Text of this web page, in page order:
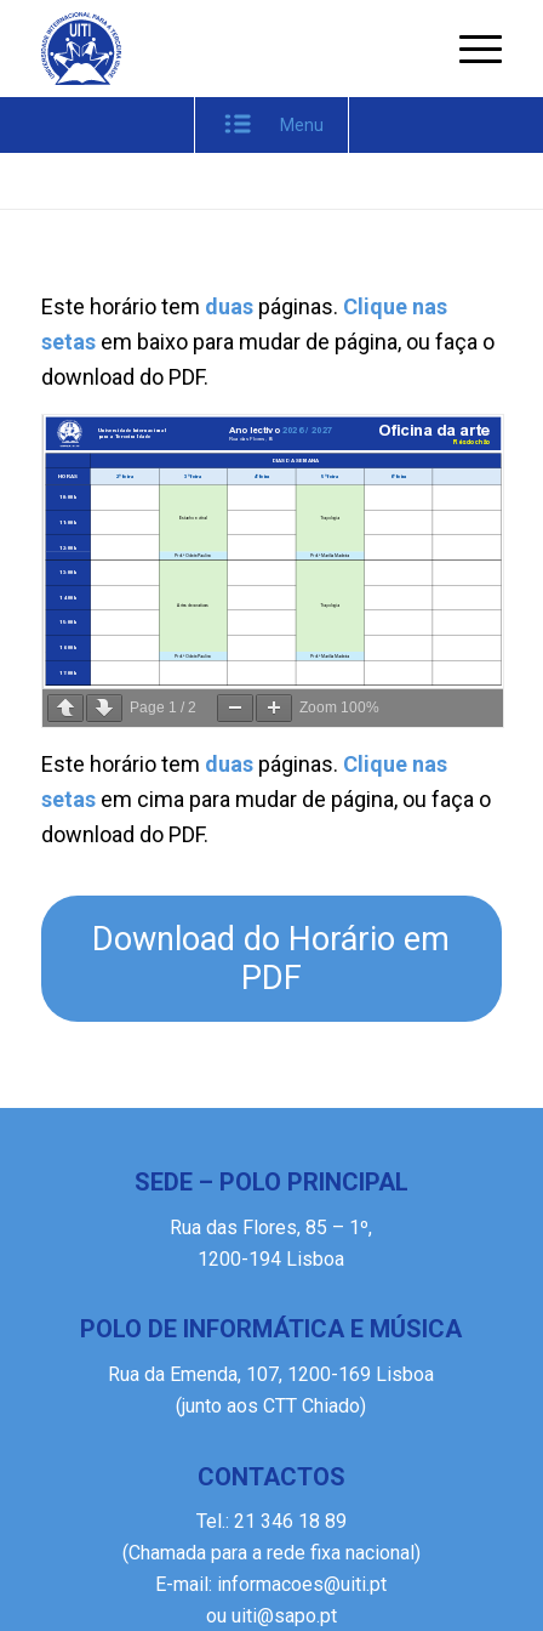
Menu
Este horário tem duaspáginas. Clique nas
setasem baixo para mudar de página, ou faça o
download do PDF.
Page 1 / 2 Zoom 100%
Este horário tem duaspáginas. Clique nas
setasem cima para mudar de página, ou faça o
download do PDF.
Download do Horário em
PDF
SEDE – POLO PRINCIPAL
Rua das Flores, 85 – 1º,
1200-194 Lisboa
POLO DE INFORMÁTICA E MÚSICA
Rua da Emenda, 107, 1200-169 Lisboa
(junto aos CTT Chiado)
CONTACTOS
Tel.: 21 346 18 89
(Chamada para a rede fixa nacional)
E-mail: informacoes@uiti.pt
ou uiti@sapo.pt